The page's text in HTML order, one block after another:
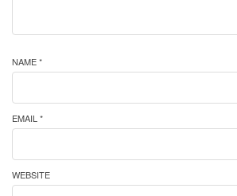
NAME *
EMAIL *
WEBSITE